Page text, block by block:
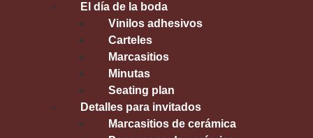
El día de la boda
Vinilos adhesivos
Carteles
Marcasitios
Minutas
Seating plan
Detalles para invitados
Marcasitios de cerámica